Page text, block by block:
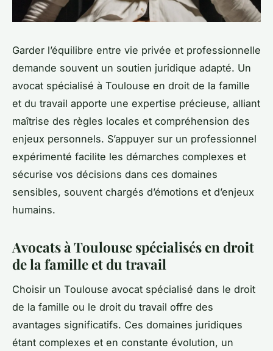
Garder l’équilibre entre vie privée et professionnelle
demande souvent un soutien juridique adapté. Un
avocat spécialisé à Toulouse en droit de la famille
et du travail apporte une expertise précieuse, alliant
maîtrise des règles locales et compréhension des
enjeux personnels. S’appuyer sur un professionnel
expérimenté facilite les démarches complexes et
sécurise vos décisions dans ces domaines
sensibles, souvent chargés d’émotions et d’enjeux
humains.
Avocats à Toulouse spécialisés en droit
de la famille et du travail
Choisir un Toulouse avocat spécialisé dans le droit
de la famille ou le droit du travail offre des
avantages significatifs. Ces domaines juridiques
étant complexes et en constante évolution, un